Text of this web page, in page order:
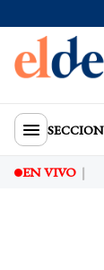
EN VIVO